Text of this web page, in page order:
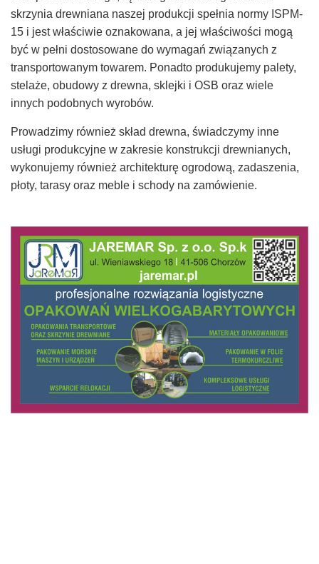
skrzynia drewniana naszej produkcji spełnia normy ISPM-
15 i jest właściwie oznakowana, a jej właściwości mogą
być w pełni dostosowane do wymagań związanych z
transportowanym towarem. Ponadto produkujemy palety,
stelaże, obudowy z drewna, sklejki i OSB oraz wiele
innych podobnych wyrobów.
Prowadzimy również skład drewna, świadczymy inne
usługi produkcyjne w zakresie konstrukcji drewnianych,
wykonujemy również architekturę ogrodową, zadaszenia,
płoty, tarasy oraz meble i schody na zamówienie.